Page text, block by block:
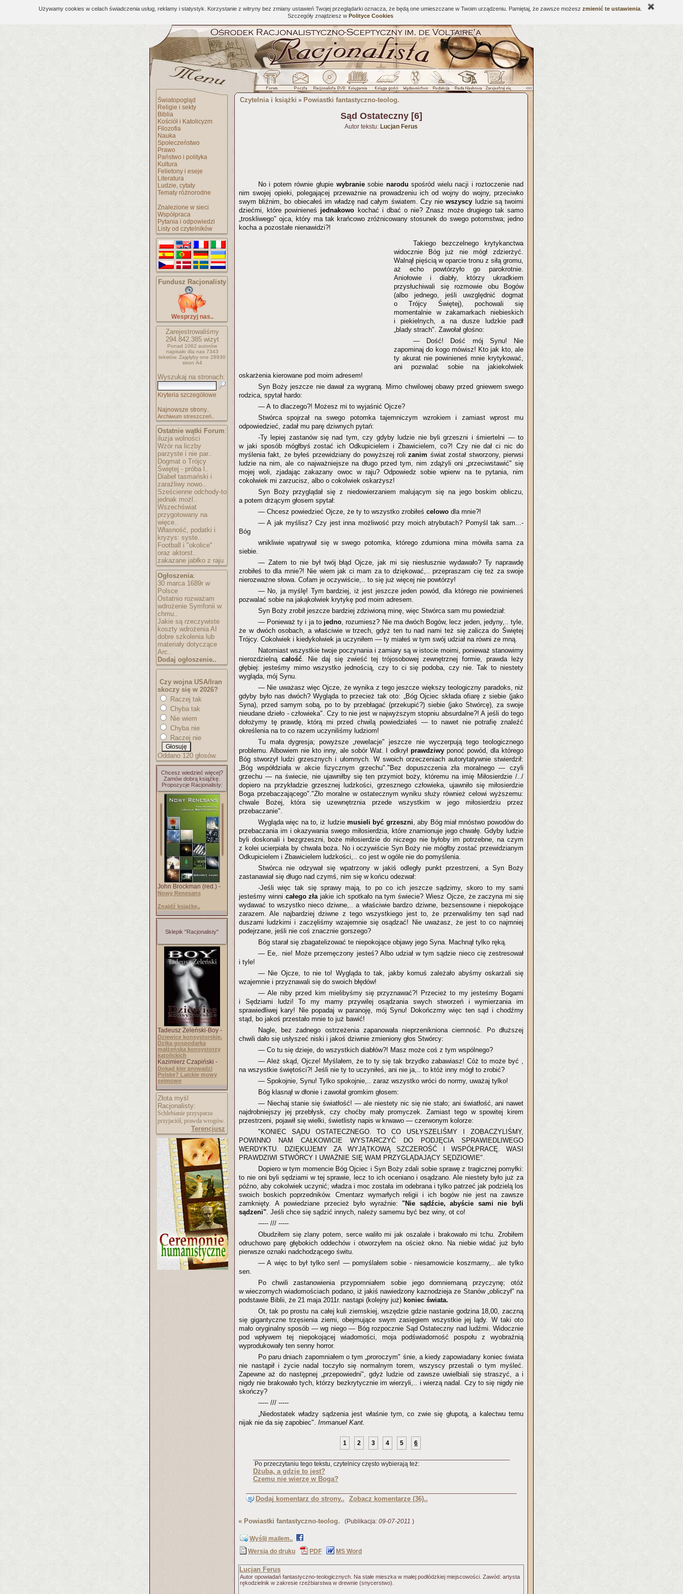
Używamy cookies w celach świadczenia usług, reklamy i statystyk. Korzystanie z witryny bez zmiany ustawień Twojej przeglądarki oznacza, że będą one umieszczane w Twoim urządzeniu. Pamiętaj, że zawsze możesz zmienić te ustawienia
Szczegóły znajdziesz w Polityce Cookies
Światopogląd
Religie i sekty
Biblia
Kościół i Katolicyzm
Filozofia
Nauka
Społeczeństwo
Prawo
Państwo i polityka
Kultura
Felietony i eseje
Literatura
Ludzie, cytaty
Tematy różnorodne
Znalezione w sieci
Współpraca
Pytania i odpowiedzi
Listy od czytelników
Fundusz Racjonalisty
Wesprzyj nas..
Zarejestrowaliśmy
294.842.385wizyt
Ponad 1062 autorów
napisało dla nas 7343
tekstów. Zajęłyby one 28930
stron A4
Wyszukaj na stronach:
Kryteria szczegółowe
Najnowsze strony..
Archiwum streszczeń..
Ostatnie wątki Forum:
iluzja wolności
Wzór na liczby
parzyste i nie par..
Dogmat o Trójcy
Świętej - próba l..
Diabeł tasmański i
zaraźliwy nowo..
Sześcienne odchody-to
jednak możl..
Wszechświat
przygotowany na
więce..
Własność, podatki i
kryzys: syste..
Football i "okolice"
oraz aktorst..
zakazane jabłko z raju
Ogłoszenia:
30 marca 1689r w
Polsce
Ostatnio rozważam
wdrożenie Symfonii w
chmu..
Jakie są rzeczywiste
koszty wdrożenia AI
dobre szkolenia lub
materiały dotyczące
Arc..
Dodaj ogłoszenie..
Czy wojna USA/Iran
skoczy się w 2026?
Raczej tak
Chyba tak
Nie wiem
Chyba nie
Raczej nie
Oddano 120 głosów.
Chcesz wiedzieć więcej?
Zamów dobrą książkę.
Propozycje Racjonalisty:
John Brockman (red.) -
Nowy Renesans
Znajdź książkę..
Sklepik "Racjonalisty"
Tadeusz Żeleński-Boy -
Dziewice konsystorskie.
Dzika gospodarka
małżeńska konsystorzy
katolickich
Kazimierz Czapiński -
Dokąd kler prowadzi
Polskę? Laickie mowy
sejmowe
Złota myśl
Racjonalisty:
Schlebianie przysparza
przyjaciół, prawda wrogów.
Terencjusz
Czytelnia i książki » Powiastki fantastyczno-teolog.
Sąd Ostateczny [6]
Autor tekstu: Lucjan Ferus
No i potem równie głupie wybraniesobie naroduspośród wielu nacji i roztoczenie nad
nim swojej opieki, polegającej przeważnie na prowadzeniu ich od wojny do wojny, przeciwko
swym bliźnim, bo obiecałeś im władzę nad całym światem. Czy niewszyscy ludzie są twoimi
dziećmi, które powinieneś jednakowo kochać i dbać o nie? Znasz może drugiego tak samo
„troskliwego" ojca, który ma tak krańcowo zróżnicowany stosunek do swego potomstwa; jedno
kocha a pozostałe nienawidzi?!
Takiego bezczelnego krytykanctwa
widocznie Bóg już nie mógł zdzierżyć.
Walnął pięścią w oparcie tronu z siłą gromu,
aż echo powtórzyło go parokrotnie.
Aniołowie i diabły, którzy ukradkiem
przysłuchiwali się rozmowie obu Bogów
(albo jednego, jeśli uwzględnić dogmat
o Trójcy Świętej), pochowali się
momentalnie w zakamarkach niebieskich
i piekielnych, a na dusze ludzkie padł
„blady strach". Zawołał głośno:
— Dość! Dość mój Synu! Nie
zapominaj do kogo mówisz! Kto jak kto, ale
ty akurat nie powinieneś mnie krytykować,
ani pozwalać sobie na jakiekolwiek
oskarżenia kierowane pod moim adresem!
Syn Boży jeszcze nie dawał za wygraną. Mimo chwilowej obawy przed gniewem swego
rodzica, spytał hardo:
— A to dlaczego?! Możesz mi to wyjaśnić Ojcze?
Stwórca spojrzał na swego potomka tajemniczym wzrokiem i zamiast wprost mu
odpowiedzieć, zadał mu parę dziwnych pytań:
-Ty lepiej zastanów się nad tym, czy gdyby ludzie nie byli grzeszni i śmiertelni — to
w jaki sposób mógłbyś zostać ich Odkupicielem i Zbawicielem, co?! Czy nie dał ci nic do
myślenia fakt, że byłeś przewidziany do powyższej rolizanim świat został stworzony, pierwsi
ludzie na nim, ale co najważniejsze na długo przed tym, nim zdążyli oni „przeciwstawić" się
mojej woli, zjadając zakazany owoc w raju? Odpowiedz sobie wpierw na te pytania, nim
cokolwiek mi zarzucisz, albo o cokolwiek oskarżysz!
Syn Boży przyglądał się z niedowierzaniem malującym się na jego boskim obliczu,
a potem drżącym głosem spytał:
— Chcesz powiedzieć Ojcze, że ty to wszystko zrobiłeś celowodla mnie?!
— A jak myślisz? Czy jest inna możliwość przy moich atrybutach? Pomyśl tak sam...-
Bóg
wnikliwie wpatrywał się w swego potomka, którego zdumiona mina mówiła sama za
siebie.
— Zatem to nie był twój błąd Ojcze, jak mi się niesłusznie wydawało? Ty naprawdę
zrobiłeś to dla mnie?! Nie wiem jak ci mam za to dziękować,.. przepraszam cię też za swoje
nierozważne słowa. Cofam je oczywiście,.. to się już więcej nie powtórzy!
— No, ja myślę! Tym bardziej, iż jest jeszcze jeden powód, dla którego nie powinieneś
pozwalać sobie na jakąkolwiek krytykę pod moim adresem.
Syn Boży zrobił jeszcze bardziej zdziwioną minę, więc Stwórca sam mu powiedział:
— Ponieważ ty i ja to jedno, rozumiesz? Nie ma dwóch Bogów, lecz jeden, jedyny,.. tyle,
że w dwóch osobach, a właściwie w trzech, gdyż ten tu nad nami też się zalicza do Świętej
Trójcy. Cokolwiek i kiedykolwiek ja uczyniłem — ty miałeś w tym swój udział na równi ze mną.
Natomiast wszystkie twoje poczynania i zamiary są w istocie moimi, ponieważ stanowimy
nierozdzielną całość. Nie daj się zwieść tej trójosobowej zewnętrznej formie, prawda leży
głębiej: jesteśmy mimo wszystko jednością, czy to ci się podoba, czy nie. Tak to niestety
wygląda, mój Synu.
— Nie uważasz więc Ojcze, że wynika z tego jeszcze większy teologiczny paradoks, niż
gdyby było nas dwóch? Wygląda to przecież tak oto: „Bóg Ojciec składa ofiarę z siebie (jako
Syna), przed samym sobą, po to by przebłagać (przekupić?) siebie (jako Stwórcę), za swoje
nieudane dzieło - człowieka". Czy to nie jest w najwyższym stopniu absurdalne?! A jeśli do tego
dołożymy tę prawdę, którą mi przed chwilą powiedziałeś — to nawet nie potrafię znaleźć
określenia na to co razem uczyniliśmy ludziom!
Tu mała dygresja; powyższe „rewelacje" jeszcze nie wyczerpują tego teologicznego
problemu. Albowiem nie kto inny, ale sobór Wat. I odkryłprawdziwy ponoć powód, dla którego
Bóg stworzył ludzi grzesznych i ułomnych. W swoich orzeczeniach autorytatywnie stwierdził:
„Bóg współdziała w akcie fizycznym grzechu"."Bez dopuszczenia zła moralnego — czyli
grzechu — na świecie, nie ujawniłby się ten przymiot boży, któremu na imię Miłosierdzie /../
dopiero na przykładzie grzesznej ludzkości, grzesznego człowieka, ujawniło się miłosierdzie
Boga przebaczającego"."Zło moralne w ostatecznym wyniku służy również celowi wyższemu:
chwale Bożej, która się uzewnętrznia przede wszystkim w jego miłosierdziu przez
przebaczanie".
Wygląda więc na to, iż ludziemusieli być grzeszni, aby Bóg miał mnóstwo powodów do
przebaczania im i okazywania swego miłosierdzia, które znamionuje jego chwałę. Gdyby ludzie
byli doskonali i bezgrzeszni, boże miłosierdzie do niczego nie byłoby im potrzebne, na czym
z kolei ucierpiała by chwała boża. No i oczywiście Syn Boży nie mógłby zostać przewidzianym
Odkupicielem i Zbawicielem ludzkości,.. co jest w ogóle nie do pomyślenia.
Stwórca nie odzywał się wpatrzony w jakiś odległy punkt przestrzeni, a Syn Boży
zastanawiał się długo nad czymś, nim się w końcu odezwał:
-Jeśli więc tak się sprawy mają, to po co ich jeszcze sądzimy, skoro to my sami
jesteśmy winni całego złajakie ich spotkało na tym świecie? Wiesz Ojcze, że zaczyna mi się
wydawać to wszystko nieco dziwne,.. a właściwie bardzo dziwne, bezsensowne i niepokojące
zarazem. Ale najbardziej dziwne z tego wszystkiego jest to, że przerwaliśmy ten sąd nad
duszami ludzkimi i zaczęliśmy wzajemnie się osądzać! Nie uważasz, że jest to co najmniej
podejrzane, jeśli nie coś znacznie gorszego?
Bóg starał się zbagatelizować te niepokojące objawy jego Syna. Machnął tylko ręką.
— Ee,. nie! Może przemęczony jesteś? Albo udział w tym sądzie nieco cię zestresował
i tyle!
— Nie Ojcze, to nie to! Wygląda to tak, jakby komuś zależało abyśmy oskarżali się
wzajemnie i przyznawali się do swoich błędów!
— Ale niby przed kim mielibyśmy się przyznawać?! Przecież to my jesteśmy Bogami
i Sędziami ludzi! To my mamy przywilej osądzania swych stworzeń i wymierzania im
sprawiedliwej kary! Nie popadaj w paranoję, mój Synu! Dokończmy więc ten sąd i chodźmy
stąd, bo jakoś przestało mnie to już bawić!
Nagle, bez żadnego ostrzeżenia zapanowała nieprzenikniona ciemność. Po dłuższej
chwili dało się usłyszeć niski i jakoś dziwnie zmieniony głos Stwórcy:
— Co tu się dzieje, do wszystkich diabłów?! Masz może coś z tym wspólnego?
— Ależ skąd, Ojcze! Myślałem, że to ty się tak brzydko zabawiasz! Cóż to może być ,
na wszystkie świętości?! Jeśli nie ty to uczyniłeś, ani nie ja,.. to któż inny mógł to zrobić?
— Spokojnie, Synu! Tylko spokojnie,.. zaraz wszystko wróci do normy, uważaj tylko!
Bóg klasnął w dłonie i zawołał gromkim głosem:
— Niechaj stanie się światłość! — ale niestety nic się nie stało; ani światłość, ani nawet
najdrobniejszy jej przebłysk, czy choćby mały promyczek. Zamiast tego w spowitej kirem
przestrzeni, pojawił się wielki, świetlisty napis w krwawo — czerwonym kolorze:
"KONIEC SĄDU OSTATECZNEGO. TO CO USŁYSZELIŚMY I ZOBACZYLIŚMY,
POWINNO NAM CAŁKOWICIE WYSTARCZYĆ DO PODJĘCIA SPRAWIEDLIWEGO
WERDYKTU. DZIĘKUJEMY ZA WYJĄTKOWĄ SZCZEROŚĆ I WSPÓŁPRACĘ. WASI
PRAWDZIWI STWÓRCY I UWAŻNIE SIĘ WAM PRZYGLĄDAJĄCY SĘDZIOWIE".
Dopiero w tym momencie Bóg Ojciec i Syn Boży zdali sobie sprawę z tragicznej pomyłki:
to nie oni byli sędziami w tej sprawie, lecz to ich oceniano i osądzano. Ale niestety było już za
późno, aby cokolwiek uczynić; władza i moc została im odebrana i tylko patrzeć jak podzielą los
swoich boskich poprzedników. Cmentarz wymarłych religii i ich bogów nie jest na zawsze
zamknięty. A powiedziane przecież było wyraźnie:"Nie sądźcie, abyście sami nie byli
sądzeni". Jeśli chce się sądzić innych, należy samemu być bez winy, ot co!
----- /// -----
Obudziłem się zlany potem, serce waliło mi jak oszalałe i brakowało mi tchu. Zrobiłem
odruchowo parę głębokich oddechów i otworzyłem na oścież okno. Na niebie widać już było
pierwsze oznaki nadchodzącego świtu.
— A więc to był tylko sen! — pomyślałem sobie - niesamowicie koszmarny,.. ale tylko
sen.
Po chwili zastanowienia przypomniałem sobie jego domniemaną przyczynę; otóż
w wieczornych wiadomościach podano, iż jakiś nawiedzony kaznodzieja ze Stanów „obliczył" na
podstawie Biblii, że 21 maja 2011r. nastąpi (kolejny już) koniec świata.
Ot, tak po prostu na całej kuli ziemskiej, wszędzie gdzie nastanie godzina 18,00, zaczną
się gigantyczne trzęsienia ziemi, obejmujące swym zasięgiem wszystkie jej lądy. W taki oto
mało oryginalny sposób — wg niego — Bóg rozpocznie Sąd Ostateczny nad ludźmi. Widocznie
pod wpływem tej niepokojącej wiadomości, moja podświadomość pospołu z wyobraźnią
wyprodukowały ten senny horror.
Po paru dniach zapomniałem o tym „proroczym" śnie, a kiedy zapowiadany koniec świata
nie nastąpił i życie nadal toczyło się normalnym torem, wszyscy przestali o tym myśleć.
Zapewne aż do następnej „przepowiedni", gdyż ludzie od zawsze uwielbiali się straszyć, a i
nigdy nie brakowało tych, którzy bezkrytycznie im wierzyli,.. i wierzą nadal. Czy to się nigdy nie
skończy?
----- /// -----
„Niedostatek władzy sądzenia jest właśnie tym, co zwie się głupotą, a kalectwu temu
nijak nie da się zapobiec". Immanuel Kant.
1 2 3 4 5 6
Po przeczytaniu tego tekstu, czytelnicy często wybierają też:
Dżuba, a gdzie to jest?
Czemu nie wierzę w Boga?
Dodaj komentarz do strony.. Zobacz komentarze (36)..
« Powiastki fantastyczno-teolog. (Publikacja: 09-07-2011 )
Wyślij mailem..
Wersja do druku
PDF MS Word
Lucjan Ferus
Autor opowiadań fantastyczno-teologicznych. Na stałe mieszka w małej podłódzkiej miejscowości. Zawód: artysta
rękodzielnik w zakresie rzeźbiarstwa w drewnie (snycerstwo).